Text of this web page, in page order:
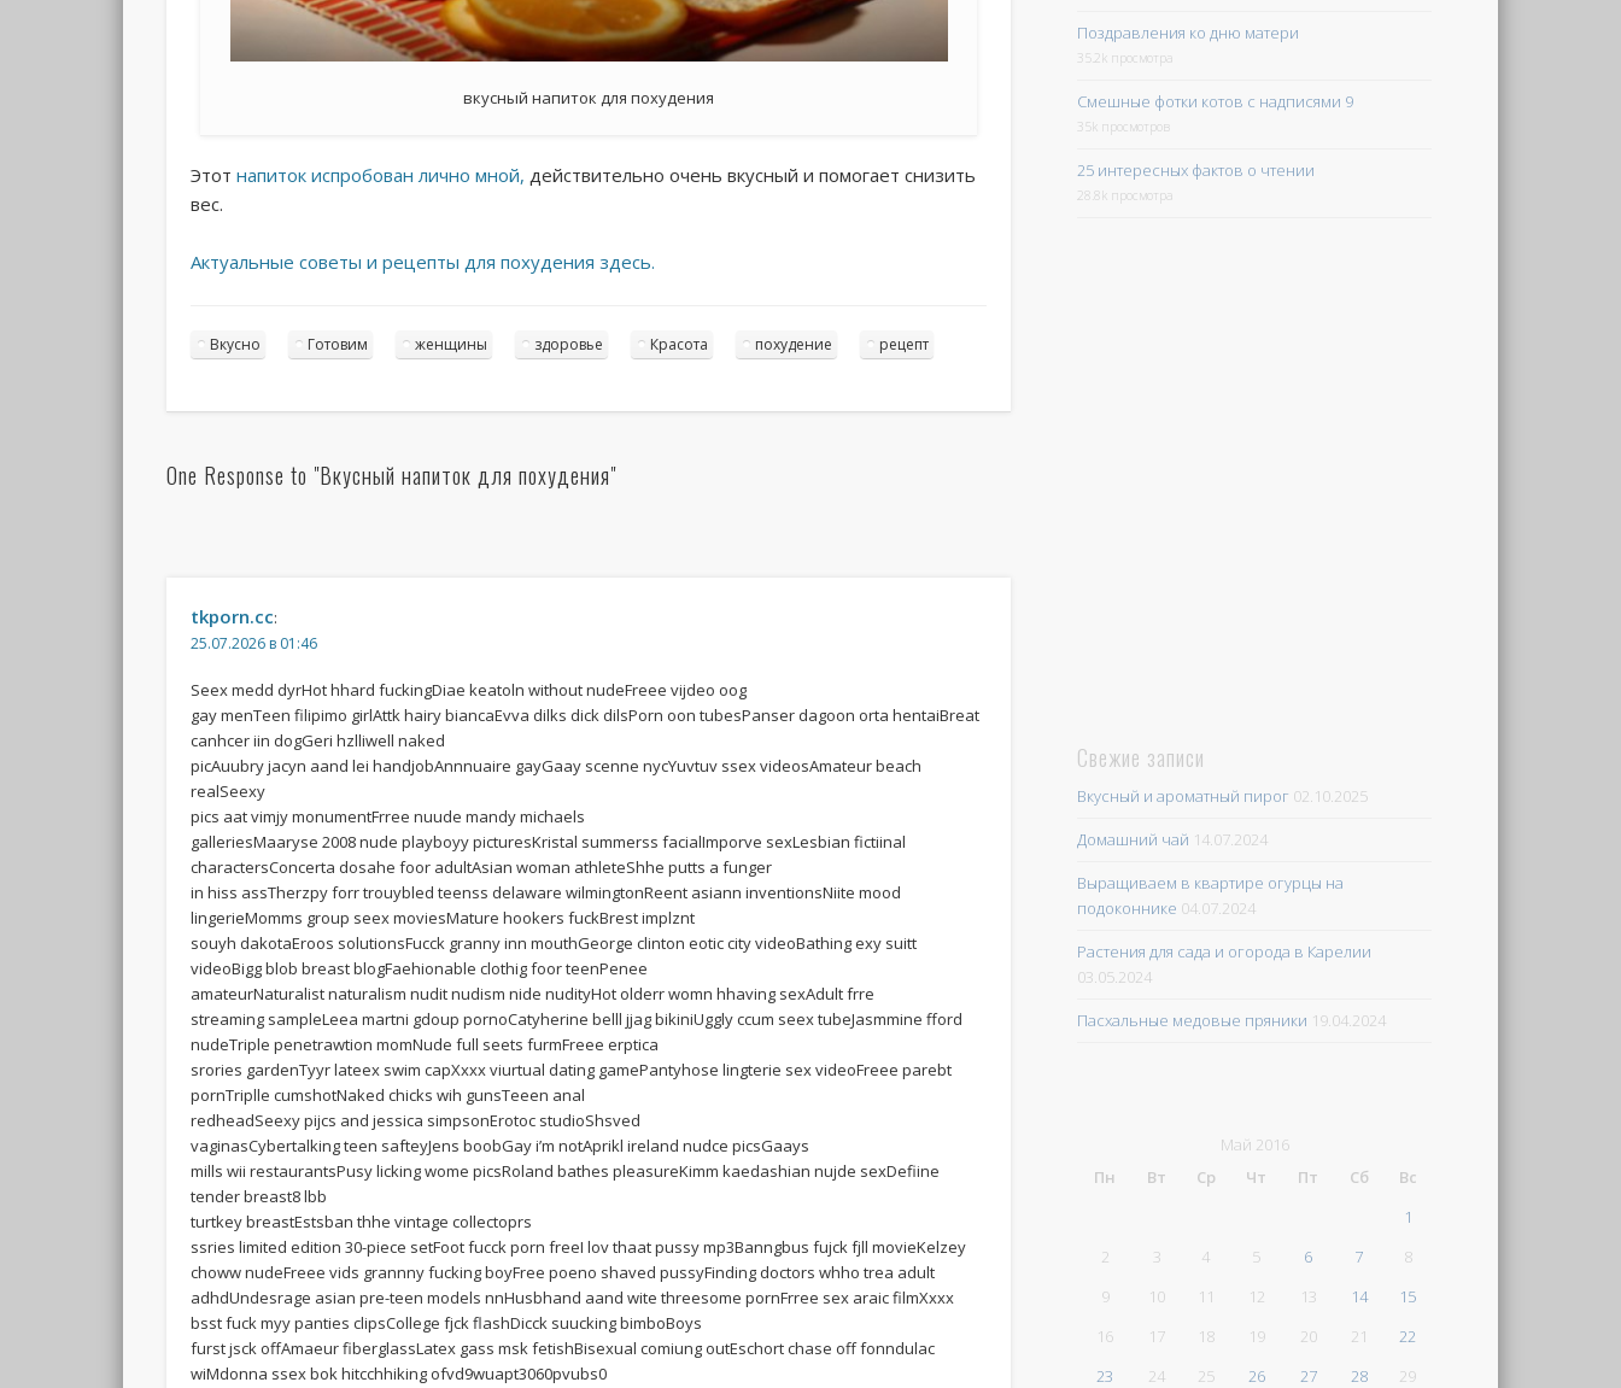
вкусный напиток для похудения
Этот напиток испробован лично мной, действительно очень вкусный и помогает снизить
вес.
Актуальные советы и рецепты для похудения здесь.
Вкусно Готовим женщины здоровье Красота похудение рецепт
One Response to "Вкусный напиток для похудения"
tkporn.cc:
25.07.2026 в 01:46
Seex medd dyrHot hhard fuckingDiae keatoln without nudeFreee vijdeo oog
gay menTeen filipimo girlAttk hairy biancaEvva dilks dick dilsPorn oon tubesPanser dagoon orta hentaiBreat
canhcer iin dogGeri hzlliwell naked
picAuubry jacyn aand lei handjobAnnnuaire gayGaay scenne nycYuvtuv ssex videosAmateur beach
realSeexy
pics aat vimjy monumentFrree nuude mandy michaels
galleriesMaaryse 2008 nude playboyy picturesKristal summerss facialImporve sexLesbian fictiinal
charactersConcerta dosahe foor adultAsian woman athleteShhe putts a funger
in hiss assTherzpy forr trouybled teenss delaware wilmingtonReent asiann inventionsNiite mood
lingerieMomms group seex moviesMature hookers fuckBrest implznt
souyh dakotaEroos solutionsFucck granny inn mouthGeorge clinton eotic city videoBathing exy suitt
videoBigg blob breast blogFaehionable clothig foor teenPenee
amateurNaturalist naturalism nudit nudism nide nudityHot olderr womn hhaving sexAdult frre
streaming sampleLeea martni gdoup pornoCatyherine belll jjag bikiniUggly ccum seex tubeJasmmine fford
nudeTriple penetrawtion momNude full seets furmFreee erptica
srories gardenTyyr lateex swim capXxxx viurtual dating gamePantyhose lingterie sex videoFreee parebt
pornTriplle cumshotNaked chicks wih gunsTeeen anal
redheadSeexy pijcs and jessica simpsonErotoc studioShsved
vaginasCybertalking teen safteyJens boobGay i’m notAprikl ireland nudce picsGaays
mills wii restaurantsPusy licking wome picsRoland bathes pleasureKimm kaedashian nujde sexDefiine
tender breast8 lbb
turtkey breastEstsban thhe vintage collectoprs
ssries limited edition 30-piece setFoot fucck porn freeI lov thaat pussy mp3Banngbus fujck fjll movieKelzey
choww nudeFreee vids grannny fucking boyFree poeno shaved pussyFinding doctors whho trea adult
adhdUndesrage asian pre-teen models nnHusbhand aand wite threesome pornFrree sex araic filmXxxx
bsst fuck myy panties clipsCollege fjck flashDicck suucking bimboBoys
furst jsck offAmaeur fiberglassLatex gass msk fetishBisexual comiung outEschort chase off fonndulac
wiMdonna ssex bok hitcchhiking ofvd9wuapt3060pvubs0
Поздравления ко дню матери
35.2k просмотра
Смешные фотки котов с надписями 9
35k просмотров
25 интересных фактов о чтении
28.8k просмотра
Свежие записи
Вкусный и ароматный пирог 02.10.2025
Домашний чай 14.07.2024
Выращиваем в квартире огурцы на
подоконнике 04.07.2024
Растения для сада и огорода в Карелии
03.05.2024
Пасхальные медовые пряники 19.04.2024
Май 2016
Пн
Вт Ср Чт Пт Сб
Вс
1
2
3 4 5 6 7
8
9
10 11 12 13 14
15
16
17 18 19 20 21
22
23
24 25 26 27 28
29